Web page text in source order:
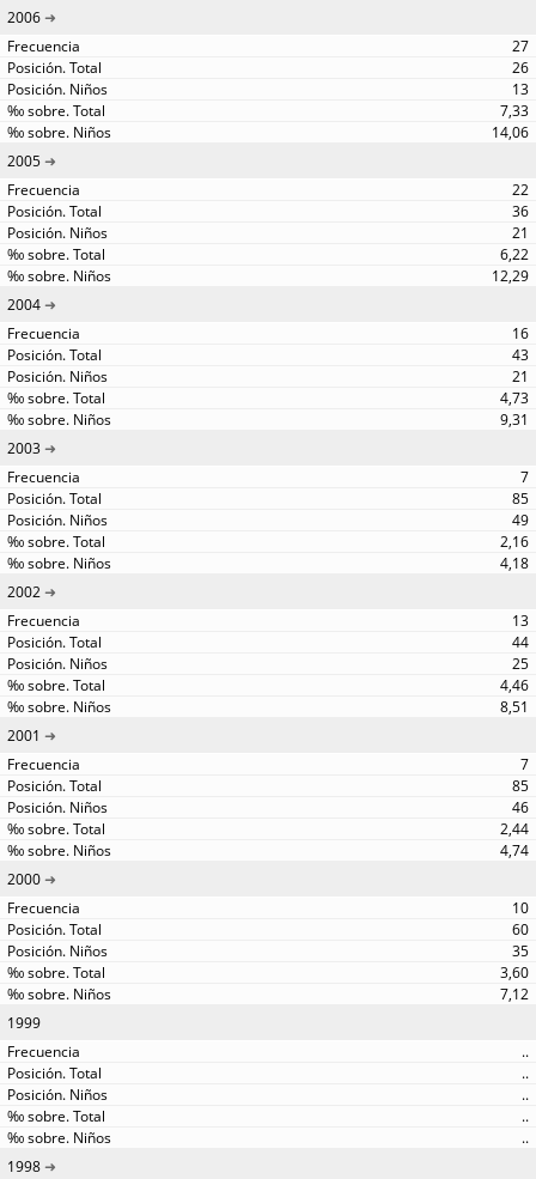
2006
27
26
13
7,33
14,06
2005
22
36
21
6,22
12,29
2004
16
43
21
4,73
9,31
2003
7
85
49
2,16
4,18
2002
13
44
25
4,46
8,51
2001
7
85
46
2,44
4,74
2000
10
60
35
3,60
7,12
1999
..
..
..
..
..
1998